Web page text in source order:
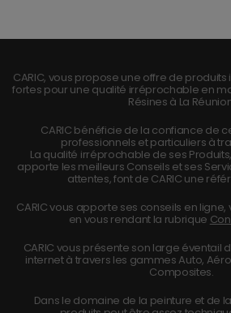
CARIC, vous propose une offre de
fortes pour une qualité irréprochable en
Résines à La
CARIC bénéficie de la confiance de
professionnels et particuliers à
La qualité irréprochable de ses
apporte les meilleurs Conseils et ses
attentes, font de CARIC une
CARIC vous apporte ses conseils en
en vous rendant la rubrique
CARIC vous présente son large éventail
internet à travers les gammes Auto,
Composites.
Dans le domaine de la peinture et de